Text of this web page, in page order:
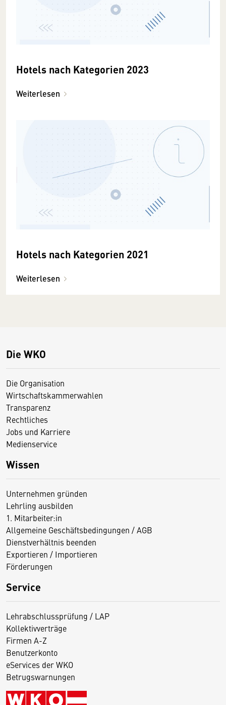
Hotels nach Kategorien 2023
Weiterlesen
Hotels nach Kategorien 2021
Weiterlesen
Die WKO
Die Organisation
Wirtschaftskammerwahlen
Transparenz
Rechtliches
Jobs und Karriere
Medienservice
Wissen
Unternehmen gründen
Lehrling ausbilden
1. Mitarbeiter:in
Allgemeine Geschäftsbedingungen / AGB
Dienstverhältnis beenden
Exportieren / Importieren
Förderungen
Service
Lehrabschlussprüfung / LAP
Kollektivverträge
Firmen A-Z
Benutzerkonto
eServices der WKO
Betrugswarnungen